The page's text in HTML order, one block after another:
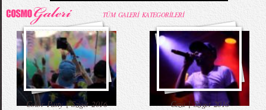
TÜM GALERİ KATEGORİLERİ
Color Party | Sziget 2016 Ceza | Sziget 2016